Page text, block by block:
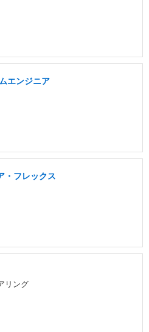
エンジニア
・フレックス
リング